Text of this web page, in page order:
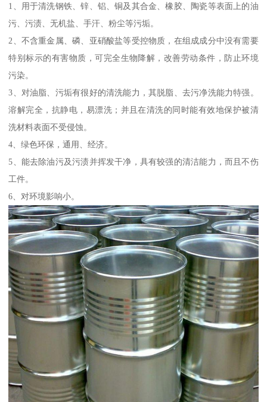
1、用于清洗钢铁、锌、铝、铜及其合金、橡胶、陶瓷等表面上的油
污、污渍、无机盐、手汗、粉尘等污垢。
2、不含重金属、磷、亚硝酸盐等受控物质，在组成成分中没有需要
特别标示的有害物质，可完全生物降解，改善劳动条件，防止环境
污染。
3、对油脂、污垢有很好的清洗能力，其脱脂、去污净洗能力特强。
溶解完全，抗静电，易漂洗；并且在清洗的同时能有效地保护被清
洗材料表面不受侵蚀。
4、绿色环保，通用、经济。
5、能去除油污及污渍并挥发干净，具有较强的清洁能力，而且不伤
工件。
6、对环境影响小。